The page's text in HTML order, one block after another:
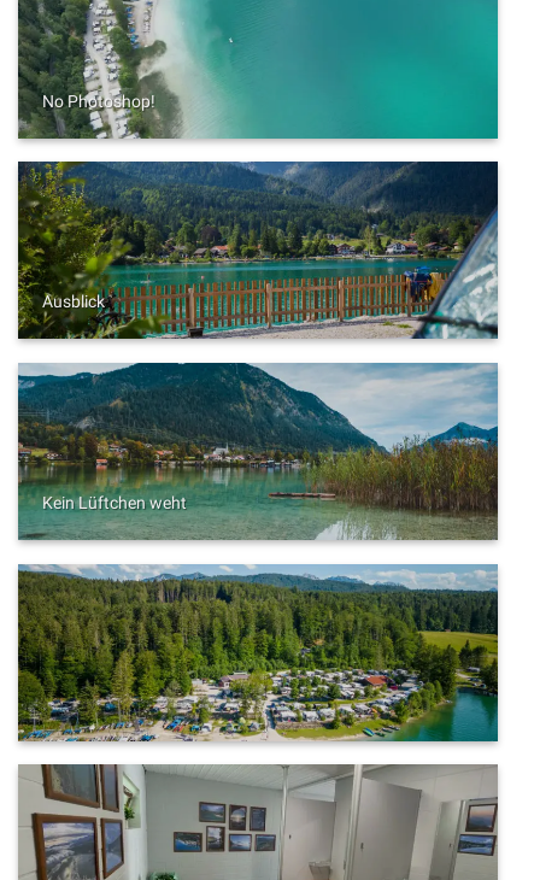
No Photoshop!
Ausblick
Kein Lüftchen weht